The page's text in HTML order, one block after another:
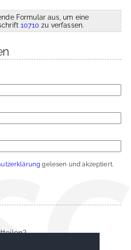
Formular aus, um eine
10710 zu verfassen.
gelesen und akzeptiert.